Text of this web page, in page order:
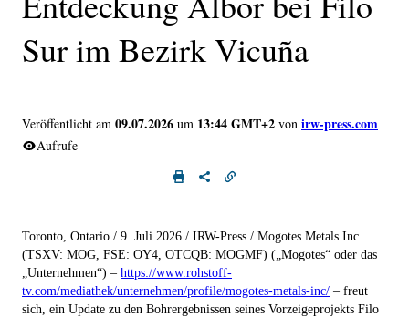
Sur im Bezirk Vicuña
Veröffentlicht am 09.07.2026 um 13:44 GMT+2 von irw-press.com
Aufrufe
Toronto, Ontario / 9. Juli 2026 / IRW-Press / Mogotes Metals Inc.
(TSXV: MOG, FSE: OY4, OTCQB: MOGMF) („ Mogotes“ oder das
Unternehmen“) – https://www.rohstoff-
tv.com/mediathek/unternehmen/profile/mogotes-metals-inc/ – freut
sich, ein Update zu den Bohrergebnissen seines Vorzeigeprojekts Filo